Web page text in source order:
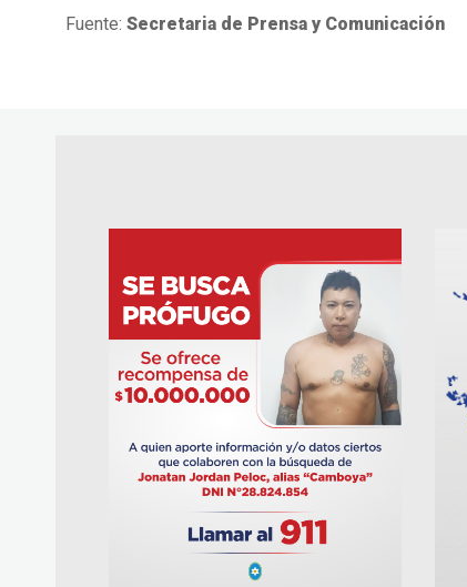
Fuente: Secretaria de Prensa y Comunicación